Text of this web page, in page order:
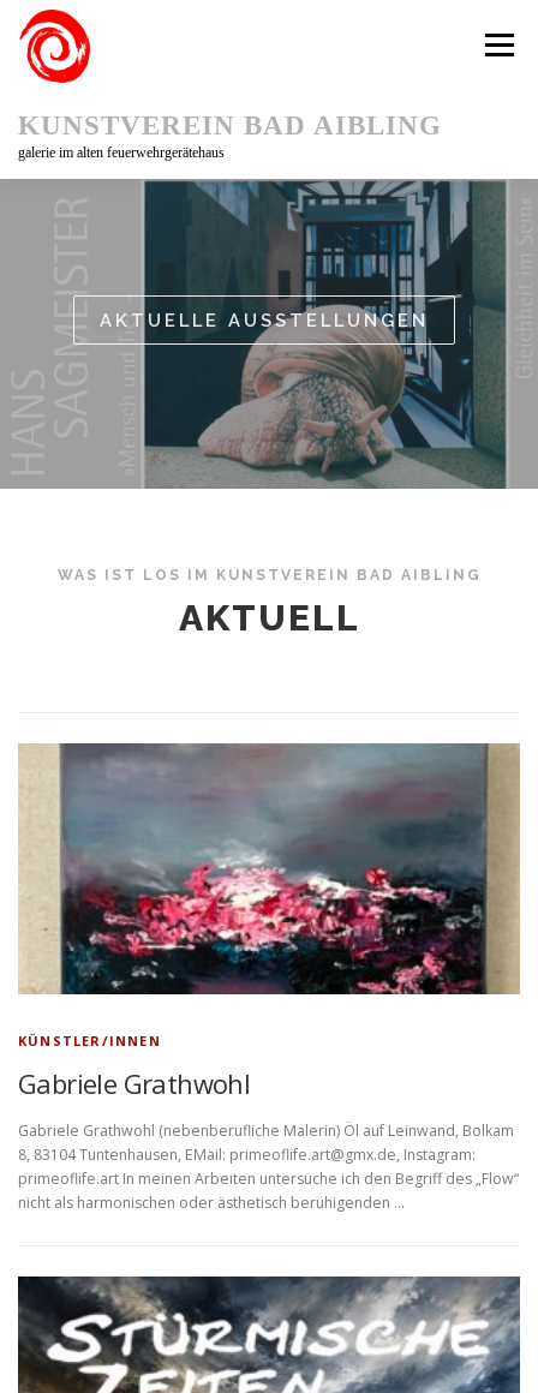
Inhalt
springen
KUNSTVEREIN BAD AIBLING
galerie im alten feuerwehrgerätehaus
Menü
AUSSTELLUNGEN
KUNSTPFAD 75 KÜNSTLER/INNEN AKTUELLES
AKTUELLE AUSSTELLUNGEN
WAS IST LOS IM KUNSTVEREIN BAD AIBLING
AKTUELL
KÜNSTLER/INNEN
Gabriele Grathwohl
Gabriele Grathwohl (nebenberufliche Malerin) Öl auf Leinwand, Bolkam
8, 83104 Tuntenhausen, EMail: primeoflife.art@gmx.de, Instagram:
primeoflife.art In meinen Arbeiten untersuche ich den Begriff des „Flow“
nicht als harmonischen oder ästhetisch beruhigenden …